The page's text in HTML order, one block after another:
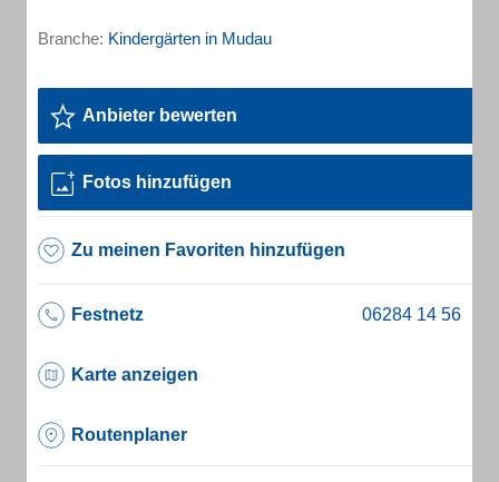
Branche: Kindergärten in Mudau
Anbieter bewerten
Fotos hinzufügen
Zu meinen Favoriten hinzufügen
Festnetz
Karte anzeigen
Routenplaner